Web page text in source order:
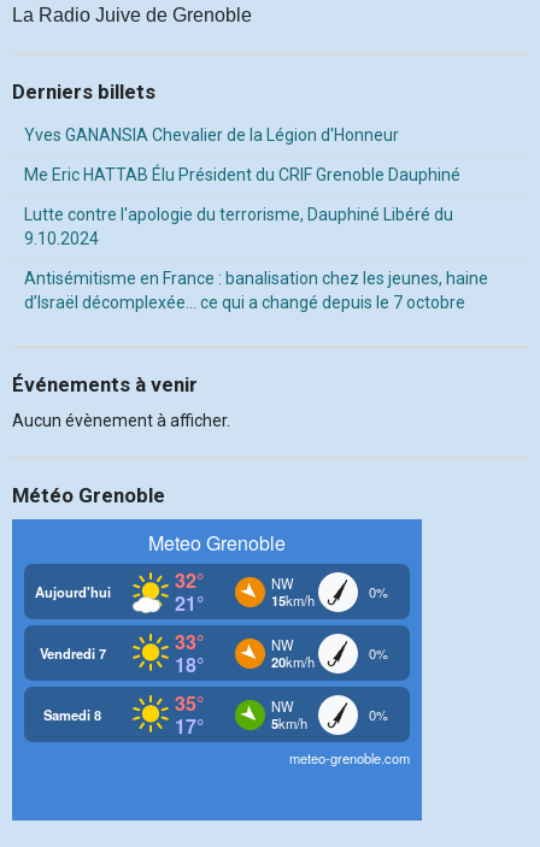
La Radio Juive de Grenoble
Derniers billets
Yves GANANSIA Chevalier de la Légion d'Honneur
Me Eric HATTAB Élu Président du CRIF Grenoble Dauphiné
Lutte contre l'apologie du terrorisme, Dauphiné Libéré du
9.10.2024
Antisémitisme en France : banalisation chez les jeunes, haine
d’Israël décomplexée… ce qui a changé depuis le 7 octobre
Événements à venir
Aucun évènement à afficher.
Météo Grenoble